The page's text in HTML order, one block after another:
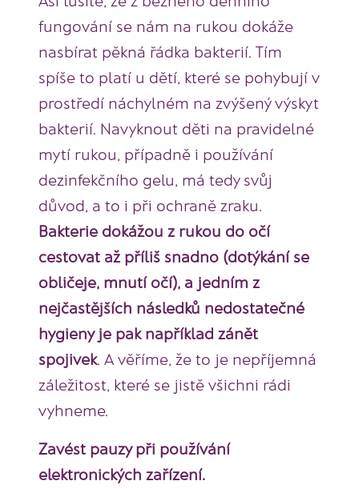
fungování se nám na rukou dokáže
nasbírat pěkná řádka bakterií. Tím
spíše to platí u dětí, které se pohybují v
prostředí náchylném na zvýšený výskyt
bakterií. Navyknout děti na pravidelné
mytí rukou, případně i používání
dezinfekčního gelu, má tedy svůj
důvod, a to i při ochraně zraku.
Bakterie dokážou z rukou do očí
cestovat až příliš snadno (dotýkání se
obličeje, mnutí očí), a jedním z
nejčastějších následků nedostatečné
hygieny je pak například zánět
spojivek. A věříme, že to je nepříjemná
záležitost, které se jistě všichni rádi
vyhneme.
Zavést pauzy při používání
elektronických zařízení.